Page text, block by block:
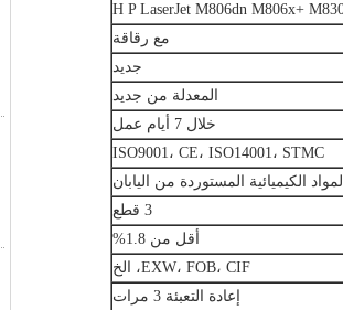
H P LaserJet M806dn M806x+
مع رقاقة
جديد
المعدلة من جديد
خلال 7 أيام عمل
ISO9001، CE، ISO14001، STMC
المواد الكيميائية المستوردة من اليابان
3 قطع
أقل من 1.8%
EXW، FOB، CIF، الخ
إعادة التعبئة 3 مرات